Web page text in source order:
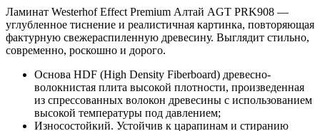
Ламинат Westerhof Effect Premium Алтай AGT PRK908 —
углубленное тиснение и реалистичная картинка, повторяющая
фактурную свежераспиленную древесину. Выглядит стильно,
современно, роскошно и дорого.
Основа HDF (High Density Fiberboard) древесно-
волокнистая плита высокой плотности, произведенная
из спрессованных волокон древесины с использованием
высокой температуры под давлением;
Износостойкий. Устойчив к царапинам и стиранию